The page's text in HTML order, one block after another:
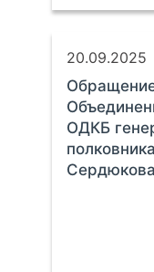
20.09.2025
ОДКБ
Сердюкова